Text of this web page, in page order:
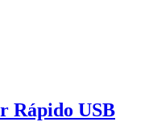
Rápido USB